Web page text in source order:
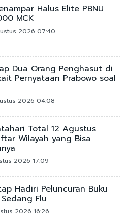
Halus Elite PBNU
MCK
2026 07:40
Dua Orang Penghasut di
Pernyataan Prabowo soal
2026 04:08
Total 12 Agustus
Wilayah yang Bisa
2026 17:09
Hadiri Peluncuran Buku
Flu
2026 16:26